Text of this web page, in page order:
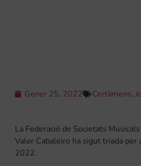
Gener 25, 2022 Certàmens,
La Federació de Societats
Valer Cabaleiro ha sigut triada per
2022.